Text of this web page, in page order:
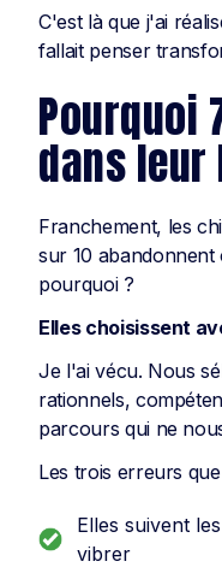
C'est là que j'ai
fallait penser
Pourquoi
dans leur
Franchement, les
sur 10
pourquoi ?
Elles choisissent
Je l'ai vécu. Nous
rationnels,
parcours qui ne
Les trois erreurs
Elles suivent
vibrer